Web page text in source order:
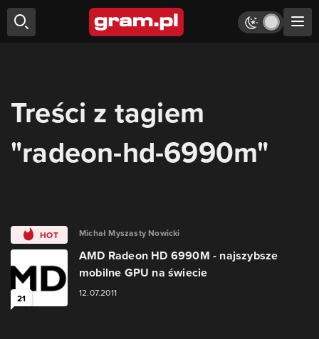
Treści z tagiem
"radeon-hd-6990m"
HOT
21
Michał Myszasty Nowicki
AMD Radeon HD 6990M - najszybsze
mobilne GPU na świecie
12.07.2011